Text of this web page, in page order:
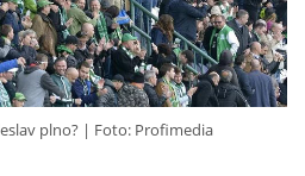
plno? Foto: Profimedia